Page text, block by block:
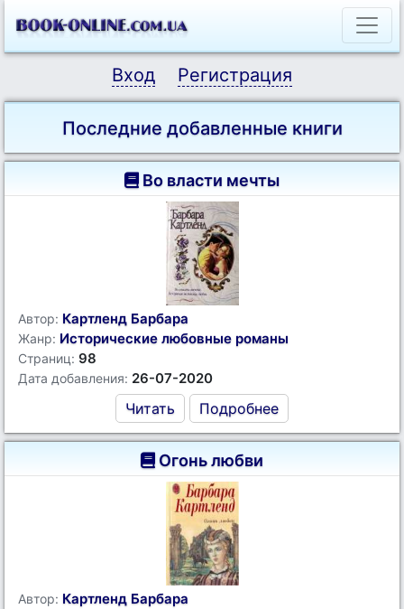
Вход Регистрация
Последние добавленные книги
Во власти мечты
Автор: Картленд Барбара
Жанр: Исторические любовные романы
Страниц: 98
Дата добавления: 26-07-2020
Читать Подробнее
Огонь любви
Автор: Картленд Барбара